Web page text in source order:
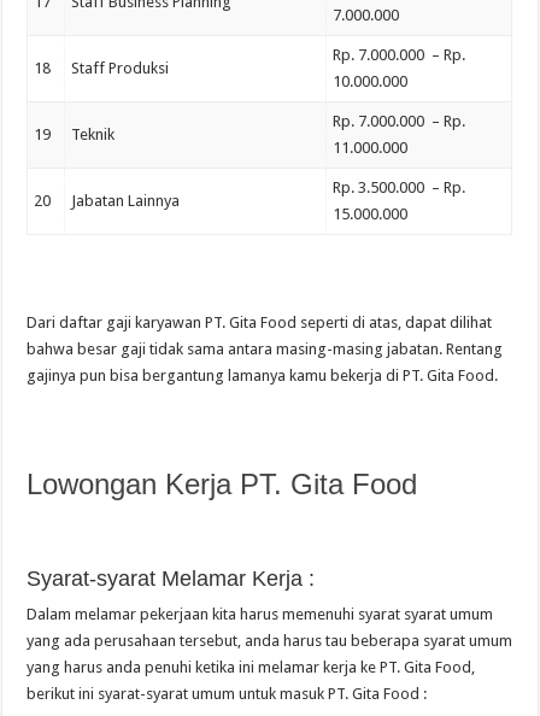
7.000.000
18 Staff Produksi
Rp. 7.000.000 – Rp.
10.000.000
19 Teknik
Rp. 7.000.000 – Rp.
11.000.000
20 Jabatan Lainnya
Rp. 3.500.000 – Rp.
15.000.000
Dari daftar gaji karyawan PT. Gita Food seperti di atas, dapat dilihat
bahwa besar gaji tidak sama antara masing-masing jabatan. Rentang
gajinya pun bisa bergantung lamanya kamu bekerja di PT. Gita Food.
Lowongan Kerja PT. Gita Food
Syarat-syarat Melamar Kerja :
Dalam melamar pekerjaan kita harus memenuhi syarat syarat umum
yang ada perusahaan tersebut, anda harus tau beberapa syarat umum
yang harus anda penuhi ketika ini melamar kerja ke PT. Gita Food,
berikut ini syarat-syarat umum untuk masuk PT. Gita Food :